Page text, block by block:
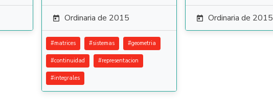
 Ordinaria de 2015
#matrices #sistemas #geometria
#continuidad #representacion
#integrales
 Ordinaria de 2015